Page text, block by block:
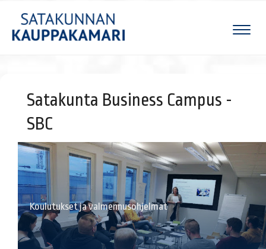
Satakunta Business Campus -
SBC
Koulutukset ja valmennusohjelmat